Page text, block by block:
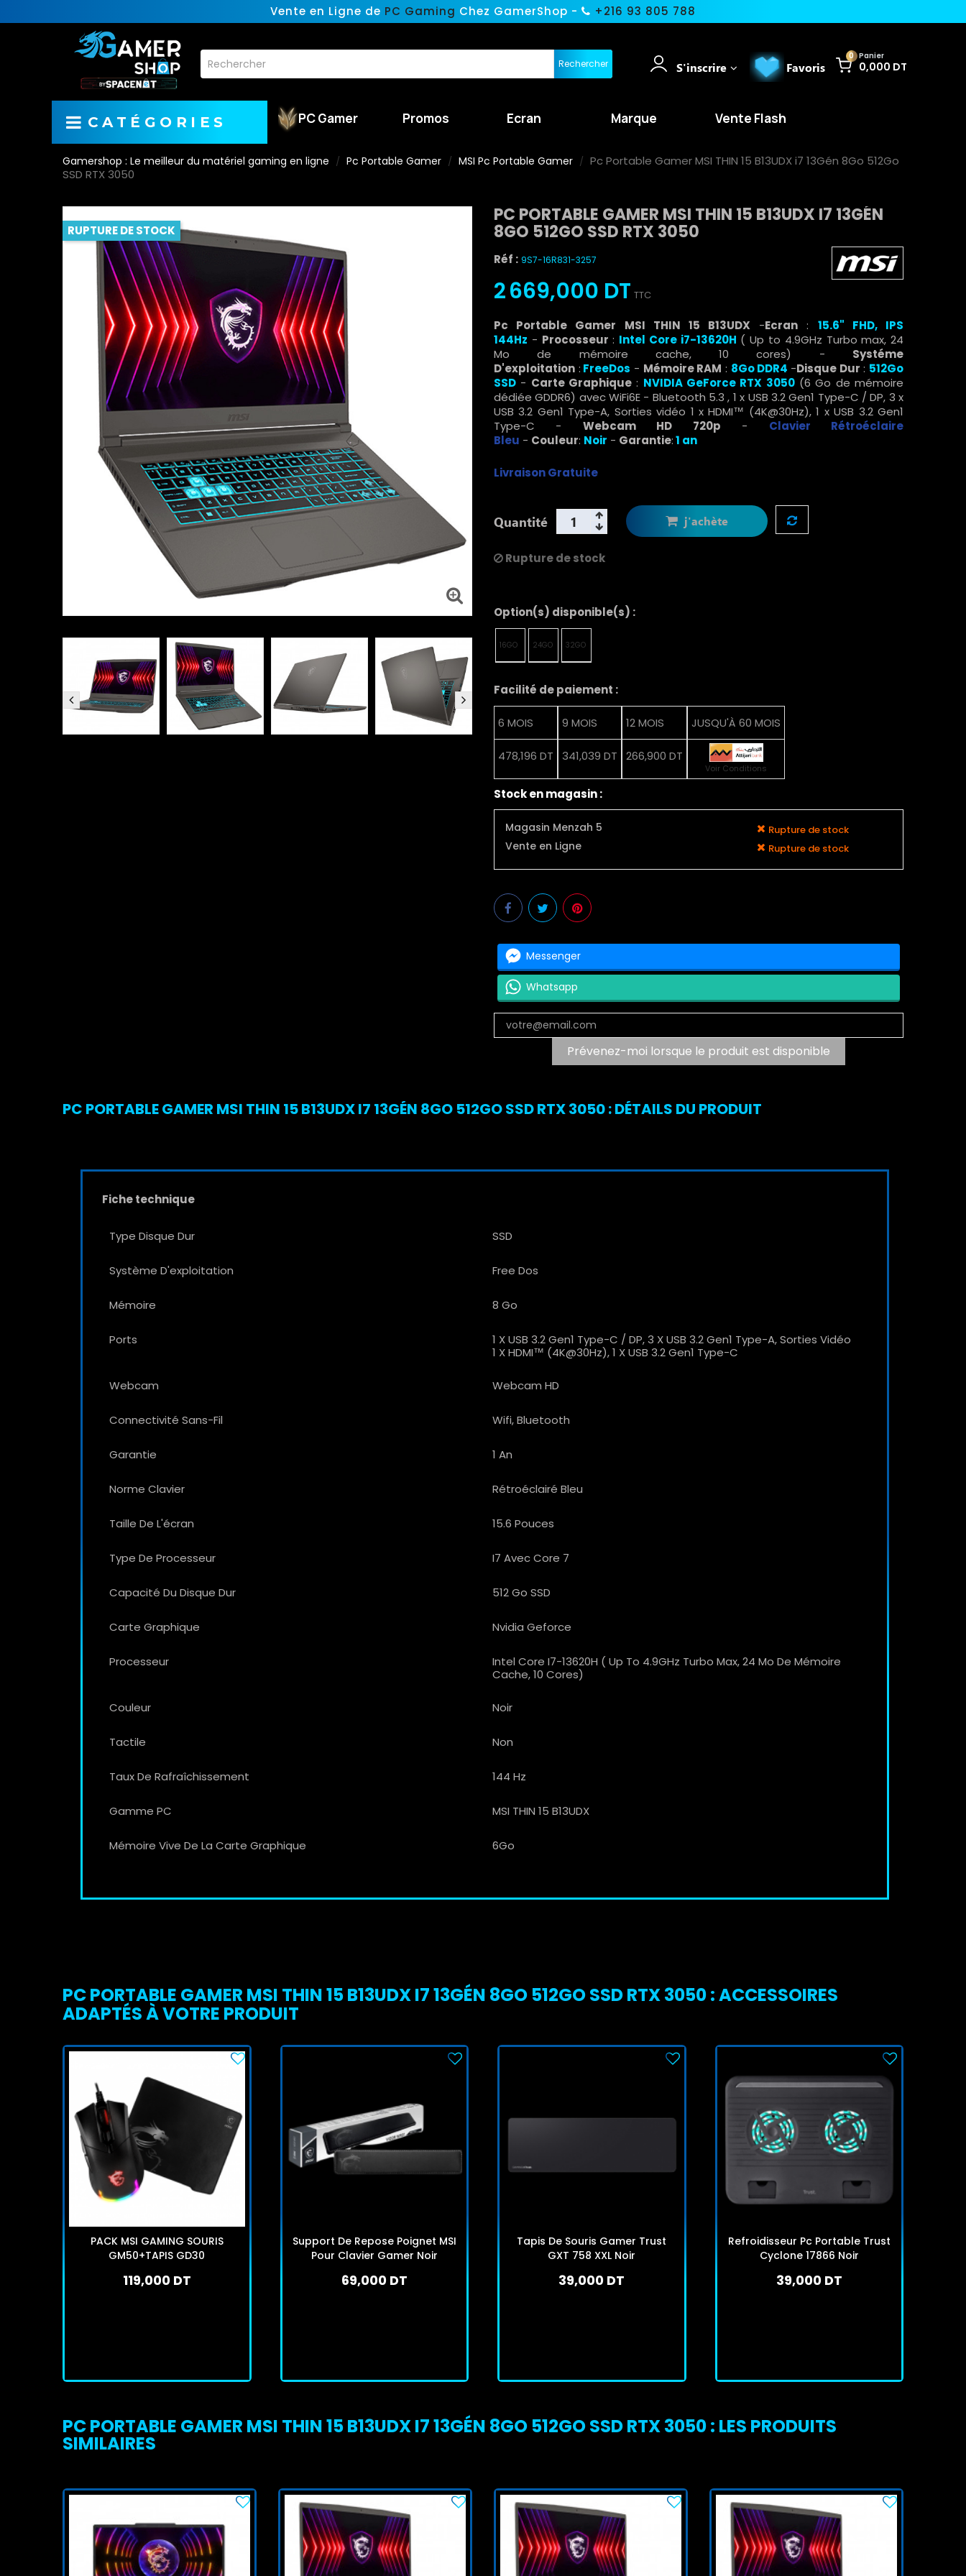
Vente en Ligne de PC Gaming Chez GamerShop - +216 93 805 788
Rechercher
0 Panier
0,000 DT
Favoris
S'inscrire
CATÉGORIES PC Gamer Promos Ecran Marque Vente Flash
Gamershop : Le meilleur du matériel gaming en ligne Pc Portable Gamer MSI Pc Portable Gamer
Pc Portable Gamer MSI THIN 15 B13UDX i7 13Gén 8Go 512Go
SSD RTX 3050
RUPTURE DE STOCK
PC PORTABLE GAMER MSI THIN 15 B13UDX I7 13GÉN
8GO 512GO SSD RTX 3050
Réf : 9S7-16R831-3257
2 669,000 DT TTC
Pc Portable Gamer MSI THIN 15 B13UDX -Ecran : 15.6" FHD, IPS
144Hz - Procosseur : Intel Core i7-13620H ( Up to 4.9GHz Turbo max, 24
Mo de mémoire cache, 10 cores) - Systéme
D'exploitation : FreeDos - Mémoire RAM : 8Go DDR4 -Disque Dur : 512Go
SSD - Carte Graphique : NVIDIA GeForce RTX 3050(6 Go de mémoire
dédiée GDDR6) avec WiFi6E - Bluetooth 5.3 , 1 x USB 3.2 Gen1 Type-C / DP, 3 x
USB 3.2 Gen1 Type-A, Sorties vidéo 1 x HDMI™ (4K@30Hz), 1 x USB 3.2 Gen1
Type-C - Webcam HD 720p - Clavier Rétroéclaire
Bleu - Couleur: Noir - Garantie:1 an
Livraison Gratuite
Quantité j'achète
Rupture de stock
Option(s) disponible(s) :
16GO 24GO 32GO
Facilité de paiement :
6 MOIS
478,196 DT
9 MOIS
341,039 DT
12 MOIS
266,900 DT
JUSQU'À 60 MOIS
Voir Conditions
Stock en magasin :
Magasin Menzah 5 Rupture de stock
Vente en Ligne Rupture de stock
Messenger
Whatsapp
Prévenez-moi lorsque le produit est disponible
PC PORTABLE GAMER MSI THIN 15 B13UDX I7 13GÉN 8GO 512GO SSD RTX 3050 : DÉTAILS DU PRODUIT
Fiche technique
Type Disque Dur SSD
Système D'exploitation Free Dos
Mémoire 8 Go
Ports
1 X USB 3.2 Gen1 Type-C / DP, 3 X USB 3.2 Gen1 Type-A, Sorties Vidéo
1 X HDMI™ (4K@30Hz), 1 X USB 3.2 Gen1 Type-C
Webcam Webcam HD
Connectivité Sans-Fil Wifi, Bluetooth
Garantie 1 An
Norme Clavier Rétroéclairé Bleu
Taille De L'écran 15.6 Pouces
Type De Processeur I7 Avec Core 7
Capacité Du Disque Dur 512 Go SSD
Carte Graphique Nvidia Geforce
Processeur
Intel Core I7-13620H ( Up To 4.9GHz Turbo Max, 24 Mo De Mémoire
Cache, 10 Cores)
Couleur Noir
Tactile Non
Taux De Rafraîchissement 144 Hz
Gamme PC MSI THIN 15 B13UDX
Mémoire Vive De La Carte Graphique 6Go
PC PORTABLE GAMER MSI THIN 15 B13UDX I7 13GÉN 8GO 512GO SSD RTX 3050 : ACCESSOIRES
ADAPTÉS À VOTRE PRODUIT
PACK MSI GAMING SOURIS
GM50+TAPIS GD30
119,000 DT
Support De Repose Poignet MSI
Pour Clavier Gamer Noir
69,000 DT
Tapis De Souris Gamer Trust
GXT 758 XXL Noir
39,000 DT
Refroidisseur Pc Portable Trust
Cyclone 17866 Noir
39,000 DT
PC PORTABLE GAMER MSI THIN 15 B13UDX I7 13GÉN 8GO 512GO SSD RTX 3050 : LES PRODUITS
SIMILAIRES